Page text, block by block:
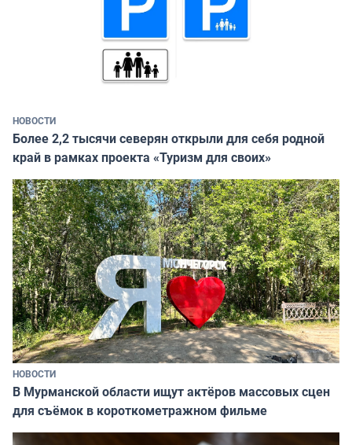
НОВОСТИ
Более 2,2 тысячи северян открыли для себя родной
край в рамках проекта «Туризм для своих»
НОВОСТИ
В Мурманской области ищут актёров массовых сцен
для съёмок в короткометражном фильме